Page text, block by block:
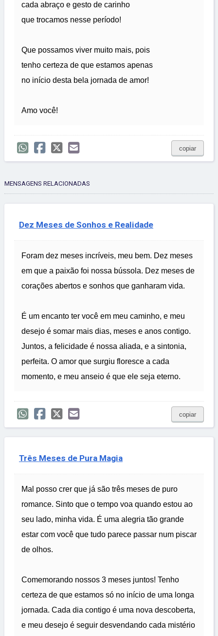
cada abraço e gesto de carinho
que trocamos nesse período!
Que possamos viver muito mais, pois
tenho certeza de que estamos apenas
no início desta bela jornada de amor!
Amo você!
copiar
MENSAGENS RELACIONADAS
Dez Meses de Sonhos e Realidade
Foram dez meses incríveis, meu bem. Dez meses
em que a paixão foi nossa bússola. Dez meses de
corações abertos e sonhos que ganharam vida.
É um encanto ter você em meu caminho, e meu
desejo é somar mais dias, meses e anos contigo.
Juntos, a felicidade é nossa aliada, e a sintonia,
perfeita. O amor que surgiu floresce a cada
momento, e meu anseio é que ele seja eterno.
copiar
Três Meses de Pura Magia
Mal posso crer que já são três meses de puro
romance. Sinto que o tempo voa quando estou ao
seu lado, minha vida. É uma alegria tão grande
estar com você que tudo parece passar num piscar
de olhos.
Comemorando nossos 3 meses juntos! Tenho
certeza de que estamos só no início de uma longa
jornada. Cada dia contigo é uma nova descoberta,
e meu desejo é seguir desvendando cada mistério